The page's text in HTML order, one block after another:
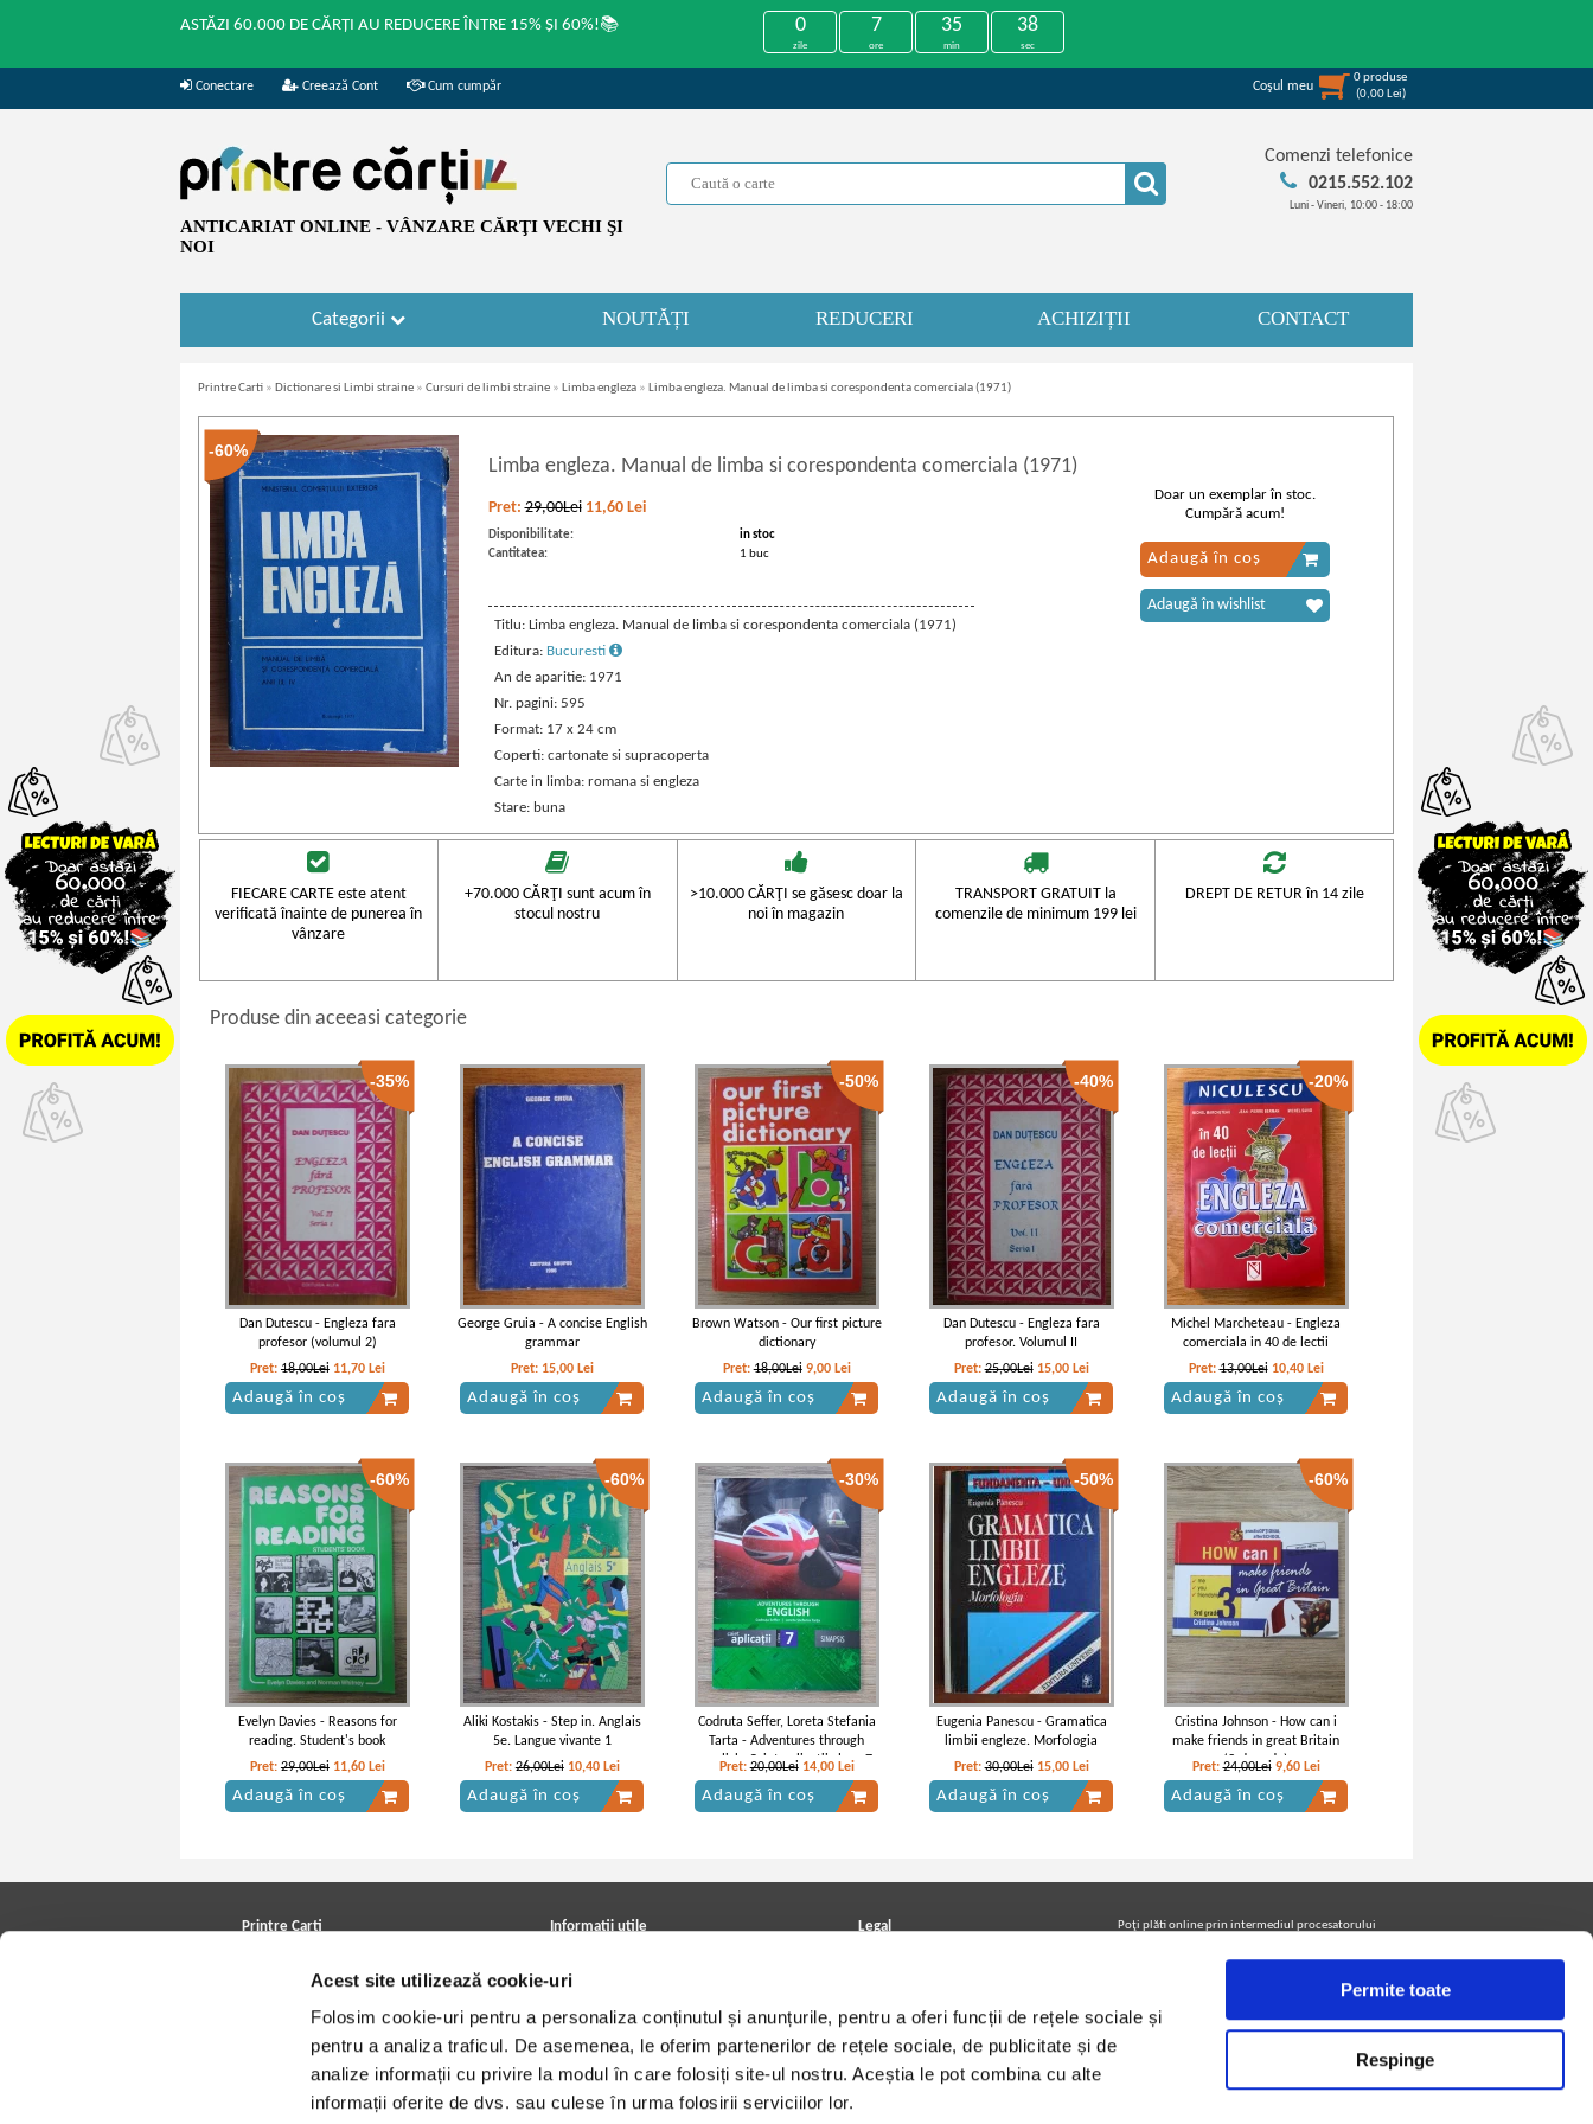
Acest site utilizează cookie-uri
Folosim cookie-uri pentru a personaliza conținutul și anunțurile, pentru a oferi funcții de rețele sociale și
pentru a analiza traficul. De asemenea, le oferim partenerilor de rețele sociale, de publicitate și de
analize informații cu privire la modul în care folosiți site-ul nostru. Aceștia le pot combina cu alte
informații oferite de dvs. sau culese în urma folosirii serviciilor lor.
Permite toate
Respinge
ASTĂZI 60.000 DE CĂRȚI AU REDUCERE ÎNTRE 15% ȘI 60%!📚 0
zile
7
ore
35
min
38
sec
Conectare Creează Cont Cum cumpăr Coşul meu
0produse
(0,00 Lei)
ANTICARIAT ONLINE - VÂNZARE CĂRŢI VECHI ŞI
NOI
Comenzi telefonice
0215.552.102
Luni - Vineri, 10:00 - 18:00
Categorii NOUTĂȚI REDUCERI ACHIZIȚII CONTACT
Printre Carti » Dictionare si Limbi straine » Cursuri de limbi straine » Limba engleza » Limba engleza. Manual de limba si corespondenta comerciala (1971)
-60%
Limba engleza. Manual de limba si corespondenta comerciala (1971)
Pret:29,00Lei 11,60 Lei
Disponibilitate:
in stoc
Cantitatea:
1 buc
Titlu: Limba engleza. Manual de limba si corespondenta comerciala (1971)
Editura: Bucuresti
An de aparitie: 1971
Nr. pagini: 595
Format: 17 x 24 cm
Coperti: cartonate si supracoperta
Carte in limba: romana si engleza
Stare: buna
Doar un exemplar în stoc.
Cumpără acum!
Adaugă în coș
Adaugă în wishlist
FIECARE CARTE este atent
verificată înainte de punerea în
vânzare
+70.000 CĂRŢI sunt acum în
stocul nostru
>10.000 CĂRŢI se găsesc doar la
noi în magazin
TRANSPORT GRATUIT la
comenzile de minimum 199 lei
DREPT DE RETUR în 14 zile
Produse din aceeasi categorie
-35%
Dan Dutescu - Engleza fara
profesor (volumul 2)
Pret: 18,00Lei 11,70 Lei
Adaugă în coș
George Gruia - A concise English
grammar
Pret: 15,00 Lei
Adaugă în coș
-50%
Brown Watson - Our first picture
dictionary
Pret:18,00Lei 9,00 Lei
Adaugă în coș
-40%
Dan Dutescu - Engleza fara
profesor. Volumul II
Pret:25,00Lei 15,00 Lei
Adaugă în coș
-20%
Michel Marcheteau - Engleza
comerciala in 40 de lectii
Pret:13,00Lei 10,40 Lei
Adaugă în coș
-60%
Evelyn Davies - Reasons for
reading. Student's book
Pret: 29,00Lei 11,60 Lei
Adaugă în coș
-60%
Aliki Kostakis - Step in. Anglais
5e. Langue vivante 1
Pret:26,00Lei 10,40 Lei
Adaugă în coș
-30%
Codruta Seffer, Loreta Stefania
Tarta - Adventures through
english. Caiet aplicatii clasa 7
Pret:20,00Lei 14,00 Lei
Adaugă în coș
-50%
Eugenia Panescu - Gramatica
limbii engleze. Morfologia
Pret:30,00Lei 15,00 Lei
Adaugă în coș
-60%
Cristina Johnson - How can i
make friends in great Britain
(3rd grade)
Pret:24,00Lei 9,60 Lei
Adaugă în coș
Printre Carti
Cele mai căutate cărți
Blog Printre Carti
Cărţi sub 5 lei
Cărţi sub 8 lei
Informatii utile
Achizitii viniluri, casete, CD/DVD
Cum cumpar?
Politica de livrare
Retur comenzi
Angajari - Cariere
Legal
Termeni si conditii
Utilizare cookie-uri
Poţi plăti online prin intermediul procesatorului
Urmăreşte-ne pe facebook pentru a fi la curent cu